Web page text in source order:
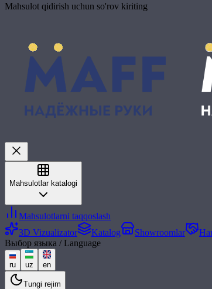
Mahsulot qidirish uchun so'rov kiriting
Mahsulotlar katalogi
Mahsulotlarni taqqoslash
3D Vizualizator
Katalog Showroomlar
Выбор языка / Language
ru uz en
Tungi rejim